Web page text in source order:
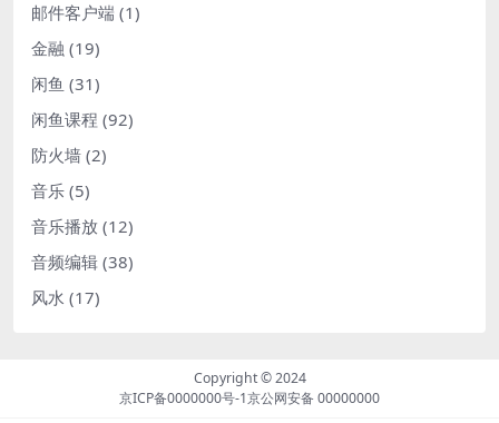
邮件客户端 (1)
金融 (19)
闲鱼 (31)
闲鱼课程 (92)
防火墙 (2)
音乐 (5)
音乐播放 (12)
音频编辑 (38)
风水 (17)
Copyright © 2024
京ICP备0000000号-1京公网安备 00000000